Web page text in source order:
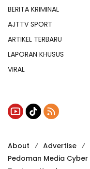
BERITA KRIMINAL
AJTTV SPORT
ARTIKEL TERBARU
LAPORAN KHUSUS
VIRAL
About Advertise
Pedoman Media Cyber